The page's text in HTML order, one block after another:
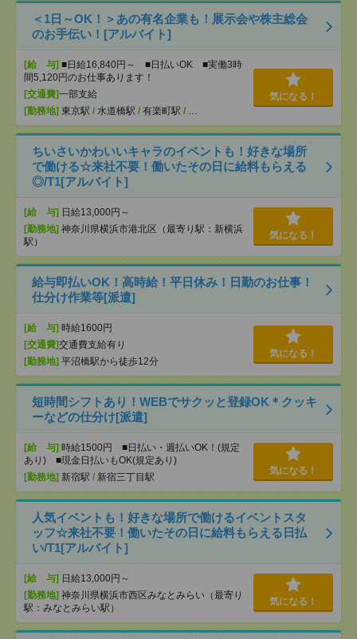
＜1日～OK！＞あの有名企業も！展示会や株主総会
のお手伝い！[アルバイト]
[給 与] ■日給16,840円～ ■日払いOK ■実働3時
間5,120円のお仕事あります！
[交通費]一部支給
[勤務地] 東京駅 / 水道橋駅 / 有楽町駅 / …
気になる！
ちいさいかわいいキャラのイベントも！好きな場所
で働ける☆来社不要！働いたその日に給料もらえる
◎/T1[アルバイト]
[給 与] 日給13,000円～
[勤務地] 神奈川県横浜市港北区（最寄り駅：新横浜
駅）
気になる！
給与即払いOK！高時給！平日休み！日勤のお仕事！
仕分け作業等[派遣]
[給 与] 時給1600円
[交通費]交通費支給有り
[勤務地] 平沼橋駅から徒歩12分
気になる！
短時間シフトあり！WEBでサクッと登録OK＊クッキ
ーなどの仕分け[派遣]
[給 与] 時給1500円 ■日払い・週払いOK！(規定
あり) ■現金日払いもOK(規定あり)
[勤務地] 新宿駅 / 新宿三丁目駅
気になる！
人気イベントも！好きな場所で働けるイベントスタ
ッフ☆来社不要！働いたその日に給料もらえる日払
い/T1[アルバイト]
[給 与] 日給13,000円～
[勤務地] 神奈川県横浜市西区みなとみらい（最寄り
駅：みなとみらい駅）
気になる！